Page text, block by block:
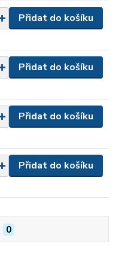
Přidat do košíku
Přidat do košíku
Přidat do košíku
Přidat do košíku
0